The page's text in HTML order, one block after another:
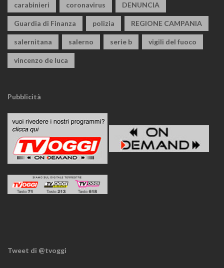
carabinieri coronavirus DENUNCIA
Guardia di Finanza polizia REGIONE CAMPANIA
salernitana salerno serie b vigili del fuoco
vincenzo de luca
Pubblicità
Tweet di @tvoggi